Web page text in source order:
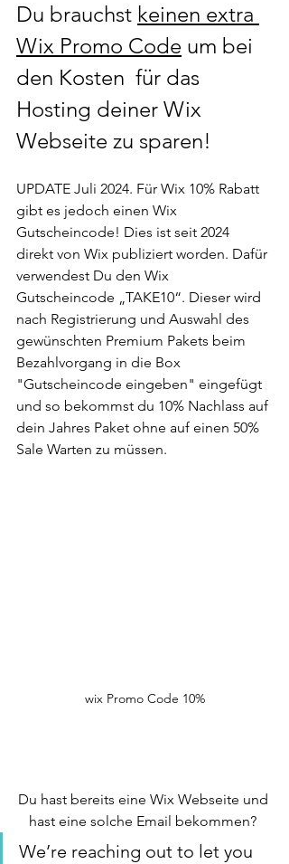
Du brauchst keinen extra
Wix Promo Code um bei
den Kosten  für das
Hosting deiner Wix
Webseite zu sparen!
UPDATE Juli 2024. Für Wix 10% Rabatt
gibt es jedoch einen Wix
Gutscheincode! Dies ist seit 2024
direkt von Wix publiziert worden. Dafür
verwendest Du den Wix
Gutscheincode „TAKE10“. Dieser wird
nach Registrierung und Auswahl des
gewünschten Premium Pakets beim
Bezahlvorgang in die Box
"Gutscheincode eingeben" eingefügt
und so bekommst du 10% Nachlass auf
dein Jahres Paket ohne auf einen 50%
Sale Warten zu müssen.
wix Promo Code 10%
Du hast bereits eine Wix Webseite und
hast eine solche Email bekommen?
We’re reaching out to let you